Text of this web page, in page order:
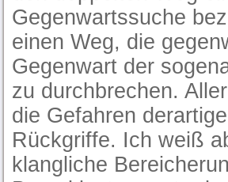
Gegenwartssuche
einen Weg, die
Gegenwart der
zu durchbrechen.
die Gefahren
Rückgriffe. Ich weiß
klangliche